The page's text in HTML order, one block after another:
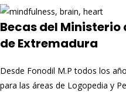
Becas del
de Extremadura
Desde Fonodil M.P todos los
para las áreas de Logopedia y